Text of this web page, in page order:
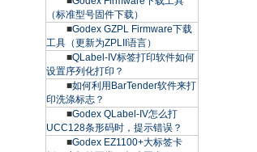
（标准型号固件下载）
■Godex GZPL Firmware下载
工具（更新为ZPLII语言）
■QLabel-IV标签打印软件如何
设置序列化打印？
■如何利用BarTender软件来打
印洗涤标志？
■Godex QLabel-IV怎么打
UCC128条形码时，提示错误？
■Godex EZ1100+大标签卡